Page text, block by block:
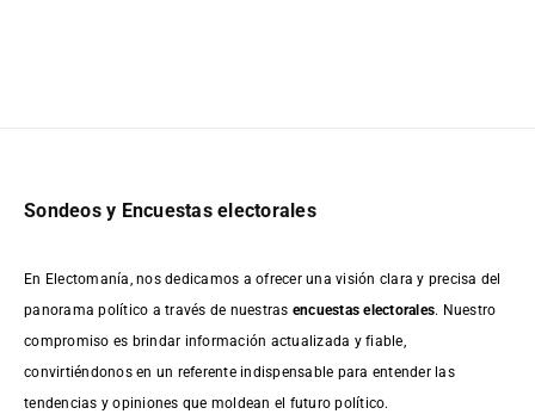
Sondeos y Encuestas electorales
En Electomanía, nos dedicamos a ofrecer una visión clara y precisa del
panorama político a través de nuestras encuestas electorales. Nuestro
compromiso es brindar información actualizada y fiable,
convirtiéndonos en un referente indispensable para entender las
tendencias y opiniones que moldean el futuro político.